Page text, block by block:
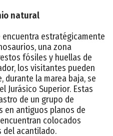
natural
encuentra estratégicamente
una zona
fósiles y huellas de
los visitantes pueden
durante la marea baja, se
Jurásico Superior. Estas
de un grupo de
en antiguos planos de
colocados
del acantilado.